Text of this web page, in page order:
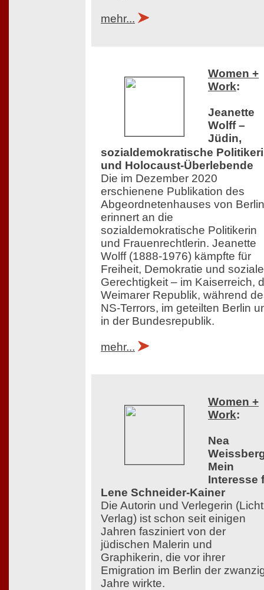
mehr...
Women +
Work:
Jeanette
Wolff –
Jüdin,
sozialdemokratische
und Holocaust-Überlebende
Die im Dezember 2020
erschienene Publikation des
Abgeordnetenhauses von Berlin
erinnert an die
sozialdemokratische Politikerin
und Frauenrechtlerin. Jeanette
Wolff (1888-1976) kämpfte für
Freiheit, Demokratie und soziale
Gerechtigkeit – im Kaiserreich,
Weimarer Republik, während
NS-Terrors, im geteilten Berlin
in der Bundesrepublik.
mehr...
Women +
Work:
Nea
Mein
Interesse
Lene Schneider-Kainer
Die Autorin und Verlegerin
Verlag) ist schon seit einigen
Jahren fasziniert von der
jüdischen Malerin und
Graphikerin, die vor ihrer
Emigration im Berlin der
Jahre wirkte.